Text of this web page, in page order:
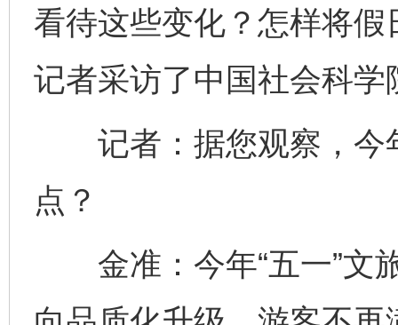
看待这些变化？怎样将假
记者采访了中国社会科
记者：据您观察，今
点？
金准：今年“五一”文